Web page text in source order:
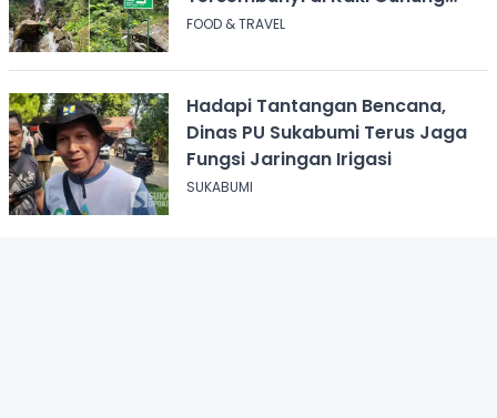
Salak
FOOD & TRAVEL
Hadapi Tantangan Bencana,
Dinas PU Sukabumi Terus Jaga
Fungsi Jaringan Irigasi
SUKABUMI